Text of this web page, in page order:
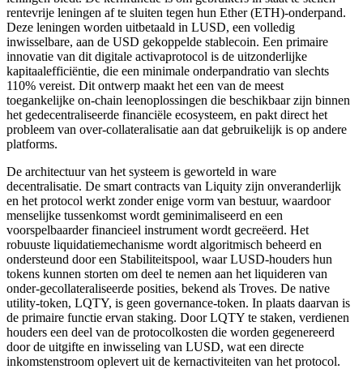
rentevrije leningen af te sluiten tegen hun Ether (ETH)-onderpand.
Deze leningen worden uitbetaald in LUSD, een volledig
inwisselbare, aan de USD gekoppelde stablecoin. Een primaire
innovatie van dit digitale activaprotocol is de uitzonderlijke
kapitaalefficiëntie, die een minimale onderpandratio van slechts
110% vereist. Dit ontwerp maakt het een van de meest
toegankelijke on-chain leenoplossingen die beschikbaar zijn binnen
het gedecentraliseerde financiële ecosysteem, en pakt direct het
probleem van over-collateralisatie aan dat gebruikelijk is op andere
platforms.
De architectuur van het systeem is geworteld in ware
decentralisatie. De smart contracts van Liquity zijn onveranderlijk
en het protocol werkt zonder enige vorm van bestuur, waardoor
menselijke tussenkomst wordt geminimaliseerd en een
voorspelbaarder financieel instrument wordt gecreëerd. Het
robuuste liquidatiemechanisme wordt algoritmisch beheerd en
ondersteund door een Stabiliteitspool, waar LUSD-houders hun
tokens kunnen storten om deel te nemen aan het liquideren van
onder-gecollateraliseerde posities, bekend als Troves. De native
utility-token, LQTY, is geen governance-token. In plaats daarvan is
de primaire functie ervan staking. Door LQTY te staken, verdienen
houders een deel van de protocolkosten die worden gegenereerd
door de uitgifte en inwisseling van LUSD, wat een directe
inkomstenstroom oplevert uit de kernactiviteiten van het protocol.